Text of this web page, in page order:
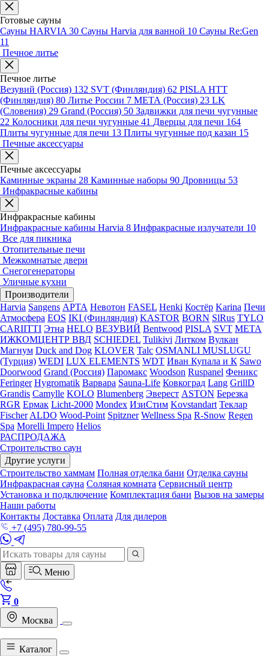
Готовые сауны
Сауны HARVIA 30 Сауны Harvia для ванной 10 Сауны Re:Gen
11
Печное литье
Печное литье
Везувий (Россия) 132 SVT (Финляндия) 62 PISLA HTT
(Финляндия) 80 Литье России 7 МЕТА (Россия) 23 LK
(Словения) 29 Grand (Россия) 50 Задвижки для печи чугунные
22 Колосники для печи чугунные 41 Дверцы для печи 164
Плиты чугунные для печи 13 Плиты чугунные под казан 15
Печные аксессуары
Печные аксессуары
Каминные экраны 28 Каминные наборы 90 Дровницы 53
Инфракрасные кабины
Инфракрасные кабины
Инфракрасные кабины Harvia 8 Инфракрасные излучатели 10
Все для пикника
Отопительные печи
Межкомнатые двери
Снегогенераторы
Уличные кухни
Производители
Harvia Sangens АРТА Невотон FASEL Henki Костёр Karina Печи
Атмосфера EOS IKI (Финляндия) KASTOR BORN SlRus TYLO
CARIITTI Этна HELO ВЕЗУВИЙ Bentwood PISLA SVT МЕТА
ИЖКОМЦЕНТР ВВД SCHIEDEL Tulikivi Литком Вулкан
Магнум Duck and Dog KLOVER Talc OSMANLI MUSLUGU
(Турция) WEDI LUX ELEMENTS WDT Иван Купала и К Sawo
Doorwood Grand (Россия) Паромакс Woodson Ruspanel Феникс
Feringer Hygromatik Варвара Sauna-Life Ковкоград Lang GrillD
Grandis Camylle KOLO Blumenberg Эверест ASTON Березка
RGR Ермак Licht-2000 Mondex ИзиСтим Kovstandart Теклар
Fischer ALDO Wood-Point Spitzner Wellness Spa R-Snow Regen
Spa Morelli Impero Helios
РАСПРОДАЖА
Строительство саун
Другие услуги
Строительство хаммам Полная отделка бани Отделка сауны
Инфракрасная сауна Соляная комната Сервисный центр
Установка и подключение Комплектация бани Вызов на замеры
Наши работы
Контакты Доставка Оплата Для дилеров
+7 (495) 780-99-55
Меню
0
Москва
Каталог